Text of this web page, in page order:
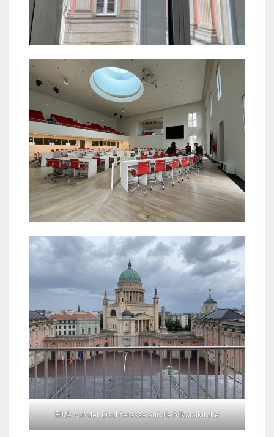
Blick von der Dachterasse auf die Nikolaikirche